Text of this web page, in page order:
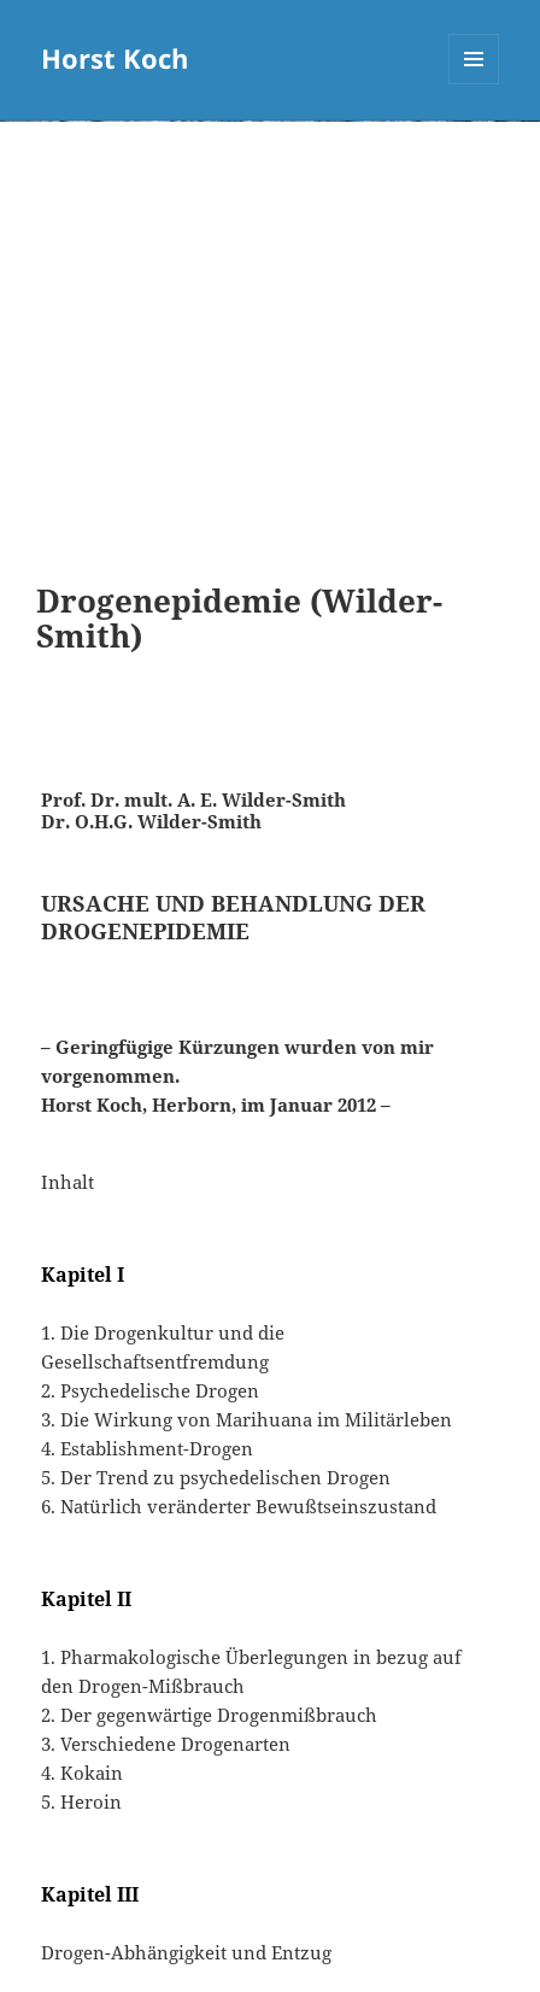
Horst Koch
Drogenepidemie (Wilder-
Smith)
Prof. Dr. mult. A. E. Wilder-Smith
Dr. O.H.G. Wilder-Smith
URSACHE UND BEHANDLUNG DER
DROGENEPIDEMIE
– Geringfügige Kürzungen wurden von mir
vorgenommen.
Horst Koch, Herborn, imJanuar 2012 –
Inhalt
Kapitel I
1. Die Drogenkultur und die
Gesellschaftsentfremdung
2. Psychedelische Drogen
3. Die Wirkung von Marihuana im Militärleben
4. Establishment-Drogen
5. Der Trend zu psychedelischen Drogen
6. Natürlich veränderter Bewußtseinszustand
Kapitel II
1. Pharmakologische Überlegungen in bezug auf
den Drogen-Mißbrauch
2. Der gegenwärtige Drogenmißbrauch
3. Verschiedene Drogenarten
4. Kokain
5. Heroin
Kapitel III
Drogen-Abhängigkeit und Entzug